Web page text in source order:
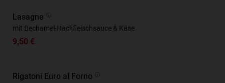
Lasagne
mit Bechamel-Hackfleischsauce & Käse
9,50 €
Rigatoni Euro al Forno